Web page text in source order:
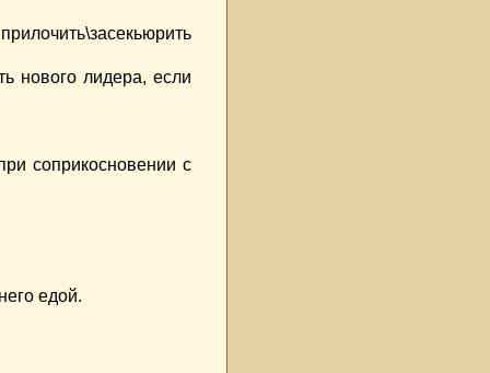
нового лидера, если
соприкосновении с
едой.